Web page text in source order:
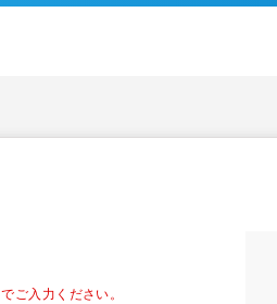
ご入力ください。